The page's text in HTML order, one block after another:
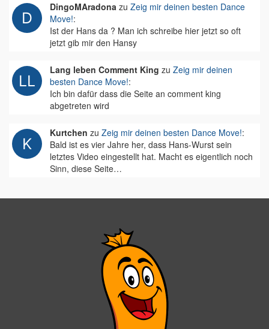
DingoMAradona zu Zeig mir deinen besten Dance
Move!:
Ist der Hans da ? Man ich schreibe hier jetzt so oft
jetzt gib mir den Hansy
Lang leben Comment King zu Zeig mir deinen
besten Dance Move!:
Ich bin dafür dass die Seite an comment king
abgetreten wird
Kurtchen zu Zeig mir deinen besten Dance Move!:
Bald ist es vier Jahre her, dass Hans-Wurst sein
letztes Video eingestellt hat. Macht es eigentlich noch
Sinn, diese Seite…